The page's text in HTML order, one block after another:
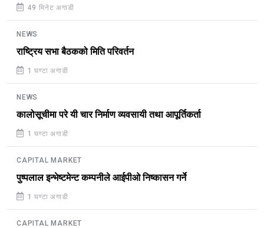
49 मिनेट अगाडी
NEWS
राष्ट्रिय सभा बैठकको मिति परिवर्तन
1 घण्टा अगाडी
NEWS
कालोसूचीमा परे यी चार निर्माण व्यवसायी तथा आपूर्तिकर्ता
1 घण्टा अगाडी
CAPITAL MARKET
पुष्पलाल इन्भेष्टमेन्ट कम्पनीले आईपीओ निष्कासन गर्ने
1 घण्टा अगाडी
CAPITAL MARKET